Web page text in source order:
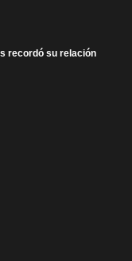
recordó su relación